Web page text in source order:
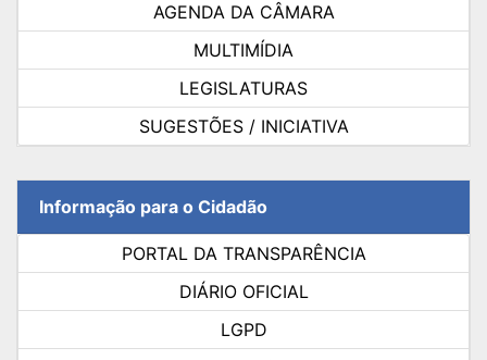
AGENDA DA CÂMARA
MULTIMÍDIA
LEGISLATURAS
SUGESTÕES / INICIATIVA
Informação para o Cidadão
PORTAL DA TRANSPARÊNCIA
DIÁRIO OFICIAL
LGPD